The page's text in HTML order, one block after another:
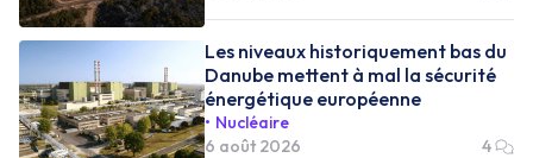
Les niveaux historiquement bas du
Danube mettent à mal la sécurité
énergétique européenne
Nucléaire
6 août 2026
4